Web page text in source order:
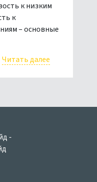
к низким
к
– основные
Читать далее